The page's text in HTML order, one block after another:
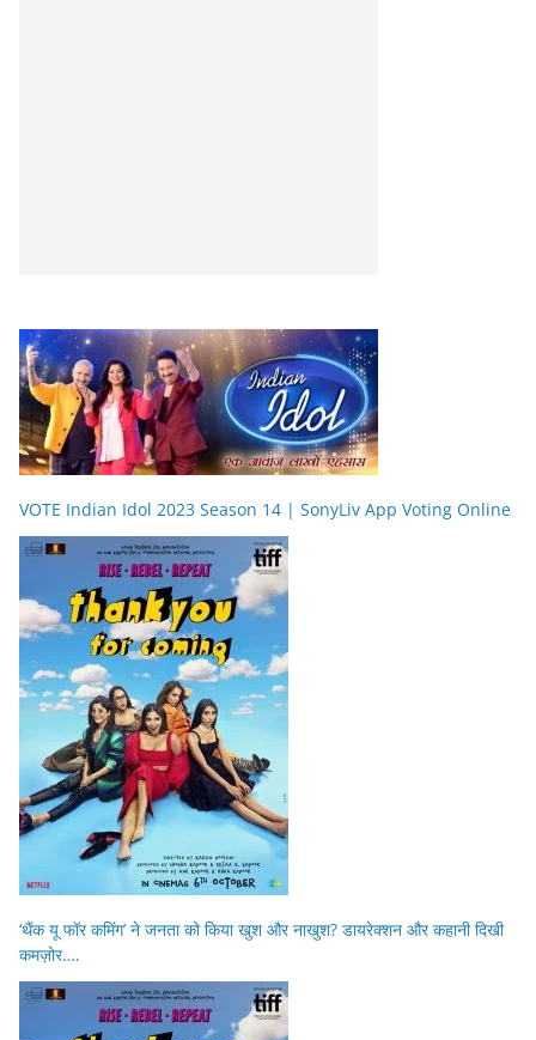
VOTE Indian Idol 2023 Season 14 | SonyLiv App Voting Online
‘थैंक यू फॉर कमिंग’ ने जनता को किया खुश और नाखुश? डायरेक्शन और कहानी दिखी
कमज़ोर….